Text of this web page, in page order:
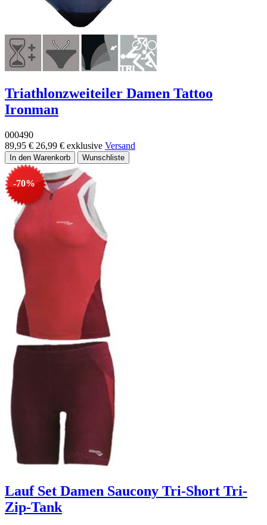
Triathlonzweiteiler Damen Tattoo
Ironman
000490
89,95 € 26,99 € exklusive Versand
-70%
Lauf Set Damen Saucony Tri-Short Tri-
Zip-Tank